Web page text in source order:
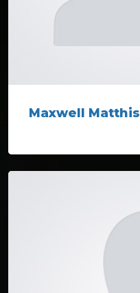
Maxwell Matthis